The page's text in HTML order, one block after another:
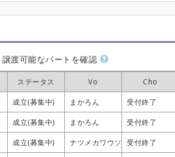
譲渡可能なパートを確認
ステータス Vo Cho
成立(募集中) まかろん 受付終了
成立(募集中) まかろん 受付終了
成立(募集中) ナツメカワウソ 受付終了
ステータス Vo Cho
成立(募集中) まかろん 受付終了
成立(募集中) まかろん 受付終了
成立(募集中) ナツメカワウソ 受付終了
ステータス Vo Cho
成立(募集中) まかろん 受付終了
成立(募集中) まかろん 受付終了
成立(募集中) ナツメカワウソ 受付終了
ステータス Vo Cho
成立(募集中) まかろん 受付終了
成立(募集中) まかろん 受付終了
成立(募集中) ナツメカワウソ 受付終了